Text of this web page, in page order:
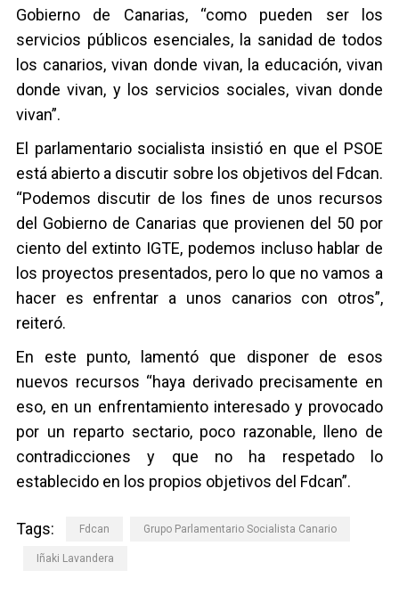
Gobierno de Canarias, “como pueden ser los
servicios públicos esenciales, la sanidad de todos
los canarios, vivan donde vivan, la educación, vivan
donde vivan, y los servicios sociales, vivan donde
vivan”.
El parlamentario socialista insistió en que el PSOE
está abierto a discutir sobre los objetivos del Fdcan.
“Podemos discutir de los fines de unos recursos
del Gobierno de Canarias que provienen del 50 por
ciento del extinto IGTE, podemos incluso hablar de
los proyectos presentados, pero lo que no vamos a
hacer es enfrentar a unos canarios con otros”,
reiteró.
En este punto, lamentó que disponer de esos
nuevos recursos “haya derivado precisamente en
eso, en un enfrentamiento interesado y provocado
por un reparto sectario, poco razonable, lleno de
contradicciones y que no ha respetado lo
establecido en los propios objetivos del Fdcan”.
Tags: Fdcan Grupo Parlamentario Socialista Canario
Iñaki Lavandera